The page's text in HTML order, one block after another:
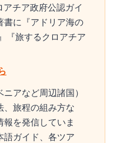
アチア政府公認ガイ
書に『アドリア海の
『旅するクロアチア
アなど周辺諸国）
、旅程の組み方な
報を発信していま
語ガイド、各ツア